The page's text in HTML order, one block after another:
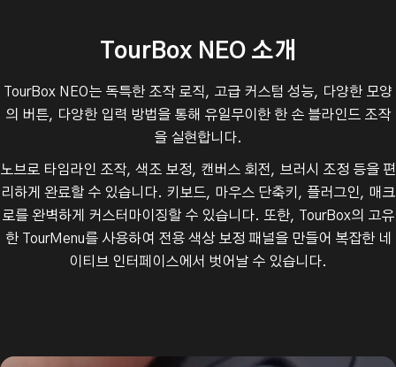
TourBox NEO 소개
TourBox NEO는 독특한 조작 로직, 고급 커스텀 성능, 다양한 모양
의 버튼, 다양한 입력 방법을 통해 유일무이한 한 손 블라인드 조작
을 실현합니다.
노브로 타임라인 조작, 색조 보정, 캔버스 회전, 브러시 조정 등을 편
리하게 완료할 수 있습니다. 키보드, 마우스 단축키, 플러그인, 매크
로를 완벽하게 커스터마이징할 수 있습니다. 또한, TourBox의 고유
한 TourMenu를 사용하여 전용 색상 보정 패널을 만들어 복잡한 네
이티브 인터페이스에서 벗어날 수 있습니다.